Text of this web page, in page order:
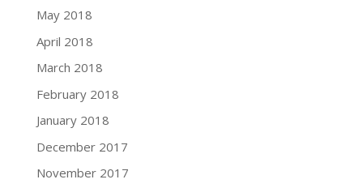
May 2018
April 2018
March 2018
February 2018
January 2018
December 2017
November 2017